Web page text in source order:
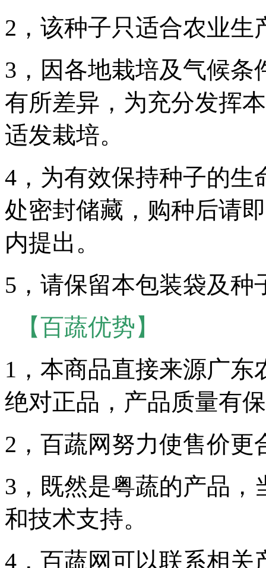
2，该种子只适合农业
3，因各地栽培及气候
有所差异，为充分发挥
适发栽培。
4，为有效保持种子的生
处密封储藏，购种后请
内提出。
5，请保留本包装袋及
【百蔬优势】
1，本商品直接来源广
绝对正品，产品质量有
2，百蔬网努力使售价更
3，既然是粤蔬的产品
和技术支持。
4，百蔬网可以联系相关